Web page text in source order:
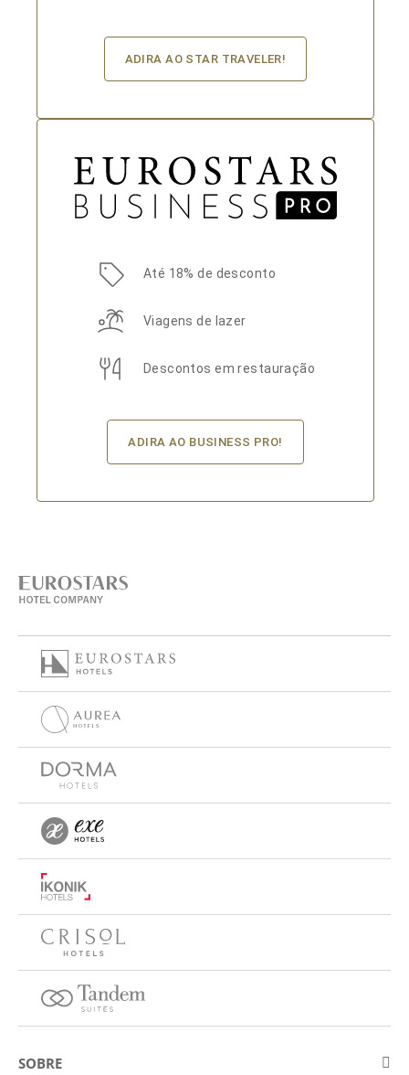
ADIRA AO STAR TRAVELER!
Até 18% de desconto
Viagens de lazer
Descontos em restauração
ADIRA AO BUSINESS PRO!
SOBRE